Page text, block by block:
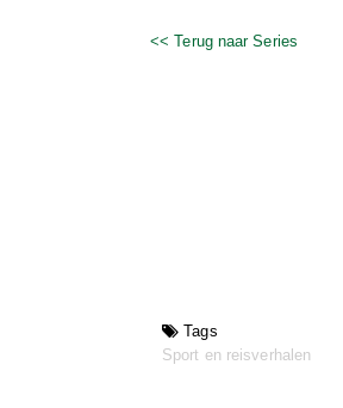
<< Terug naar Series
Tags
Sport en reisverhalen